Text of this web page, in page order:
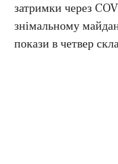
затримки через
знімальному
покази в четвер